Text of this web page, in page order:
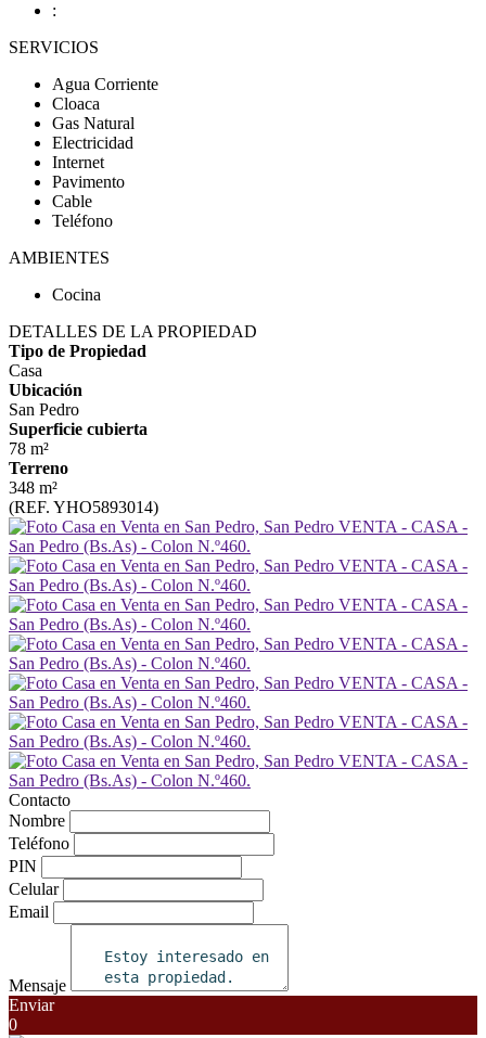
:
SERVICIOS
Agua Corriente
Cloaca
Gas Natural
Electricidad
Internet
Pavimento
Cable
Teléfono
AMBIENTES
Cocina
DETALLES DE LA PROPIEDAD
Tipo de Propiedad
Casa
Ubicación
San Pedro
Superficie cubierta
78 m²
Terreno
348 m²
(REF. YHO5893014)
Contacto
Nombre
Teléfono
PIN
Celular
Email
Mensaje
Enviar
0